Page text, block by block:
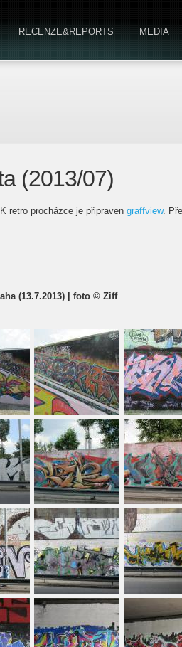
RECENZE&REPORTS MEDIA
(2013/07)
retro procházce je připraven graffview.
(13.7.2013) | foto © Ziff